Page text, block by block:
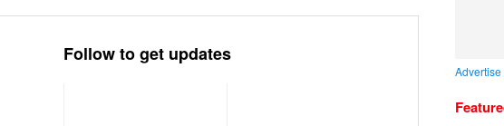
Follow to get updates